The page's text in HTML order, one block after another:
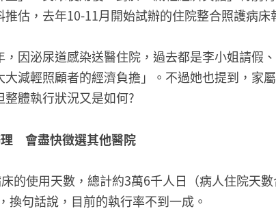
估，去年10-11月開始試辦的住院整合照護病床
因泌尿道感染送醫住院，過去都是李小姐請假
減輕照顧者的經濟負擔」。不過她也提到，家
體執行狀況又是如何?
會盡快徵選其他醫院
的使用天數，總計約3萬6千人日（病人住院天
句話說，目前的執行率不到一成。